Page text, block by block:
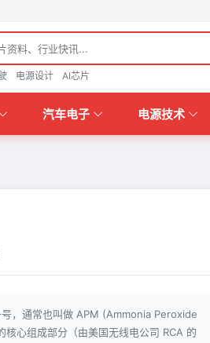
电源设计 AI芯片
汽车电子 电源技术
，通常也叫做 APM (Ammonia Peroxide
心组成部分（由美国无线电公司 RCA 的